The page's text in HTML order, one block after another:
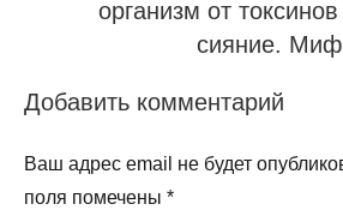
организм от
сияние.
Добавить комментарий
Ваш адрес email не будет
поля помечены *